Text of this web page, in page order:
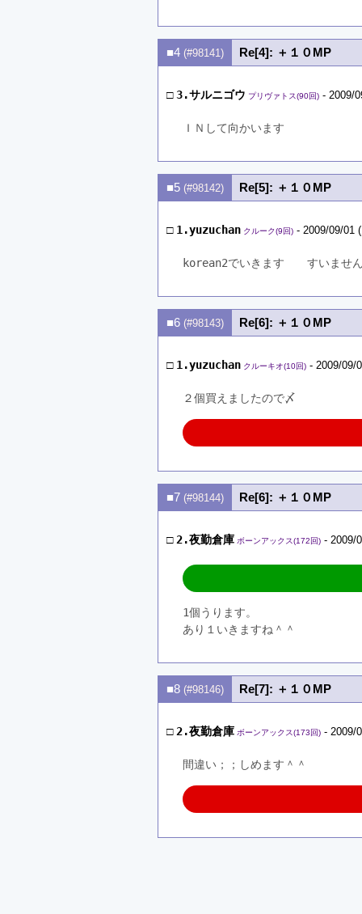
■4 (#98141) Re[4]: ＋１０MP
□3.サルニゴウ プリヴァトス(90回) - 2009/
ＩＮして向かいます
■5 (#98142) Re[5]: ＋１０MP
□ 1.yuzuchan クルーク(9回) - 2009/09/01
korean2でいきます　　すいませ
■6 (#98143) Re[6]: ＋１０MP
□ 1.yuzuchan クルーキオ(10回) - 2009/09/
２個買えましたので〆
■7 (#98144) Re[6]: ＋１０MP
□ 2.夜勤倉庫 ボーンアックス(172回) - 2009/
1個うります。
あり１いきますね＾＾
■8 (#98146) Re[7]: ＋１０MP
□ 2.夜勤倉庫 ボーンアックス(173回) - 2009/
間違い；；しめます＾＾